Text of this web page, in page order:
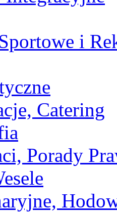
i
Catering
Porady